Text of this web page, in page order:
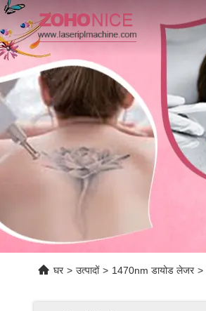
घर > उत्पादों > 1470nm डायोड लेजर >